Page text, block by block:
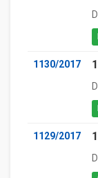
1130/2017
1129/2017